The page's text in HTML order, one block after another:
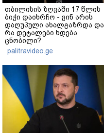
თბილისის ზღვაში 17 წლის
ბიჭი დაიხრჩო - ვინ არის
დაღუპული ახალგაზრდა და
რა დეტალები ხდება
ცნობილი?
palitravideo.ge